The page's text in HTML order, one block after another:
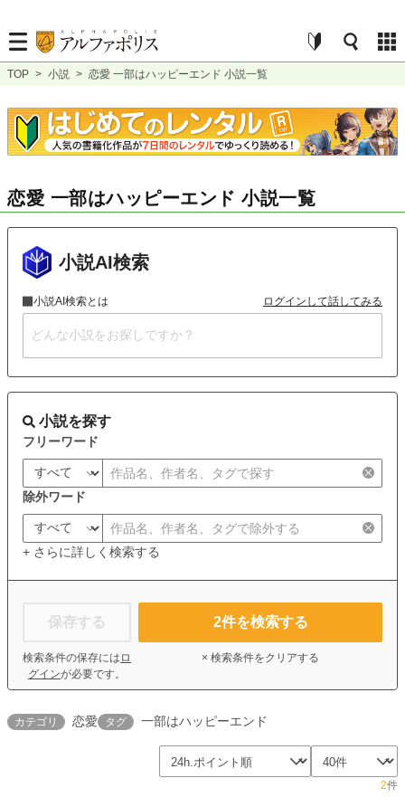
TOP > 小説 > 恋愛 一部はハッピーエンド 小説一覧
恋愛 一部はハッピーエンド 小説一覧
小説AI検索
小説AI検索とは ログインして話してみる
小説を探す
フリーワード
除外ワード
+ さらに詳しく検索する
保存する
検索条件の保存には ロ
グインが必要です。
2件を検索する
× 検索条件をクリアする
カテゴリ 恋愛 タグ 一部はハッピーエンド
2件